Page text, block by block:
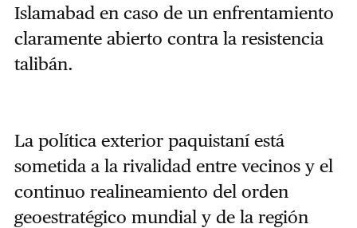
Islamabad en caso de un enfrentamiento
claramente abierto contra la resistencia
talibán.
La política exterior paquistaní está
sometida a la rivalidad entre vecinos y el
continuo realineamiento del orden
geoestratégico mundial y de la región